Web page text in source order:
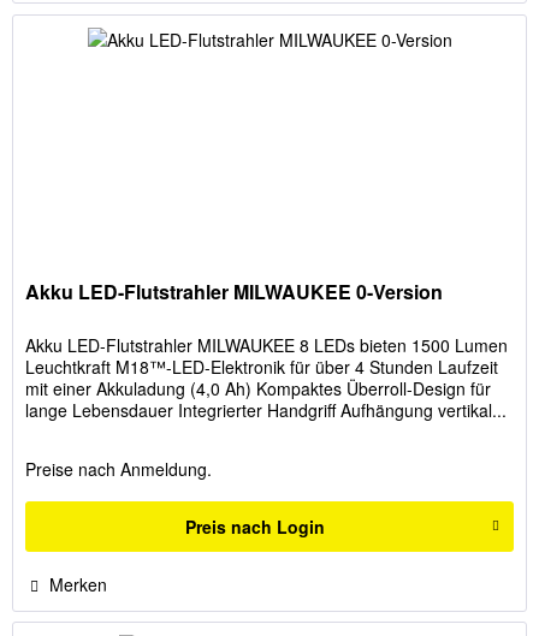
Akku LED-Flutstrahler MILWAUKEE 0-Version
Akku LED-Flutstrahler MILWAUKEE 8 LEDs bieten 1500 Lumen
Leuchtkraft M18™-LED-Elektronik für über 4 Stunden Laufzeit
mit einer Akkuladung (4,0 Ah) Kompaktes Überroll-Design für
lange Lebensdauer Integrierter Handgriff Aufhängung vertikal...
Preise nach Anmeldung.
Preis nach Login
Merken